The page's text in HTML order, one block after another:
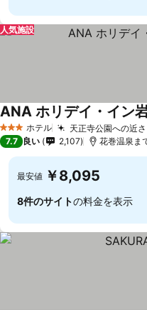
人気施設
3 ホテルのランク
ホテル 天正寺公園への近さ
ANA ホリデイ・イン
7.7 良い 2,107 花巻温泉ま
最安値 ￥8,095
8件のサイトの料金を表示